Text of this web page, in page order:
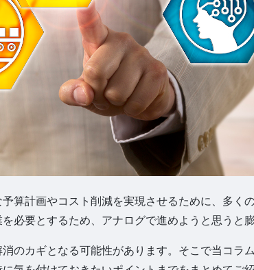
算計画やコスト削減を実現させるために、多
必要とするため、アナログで進めようと思うと
のカギとなる可能性があります。そこで当コ